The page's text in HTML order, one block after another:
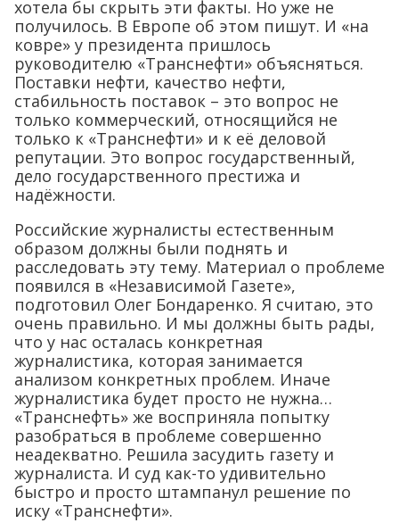
хотела бы скрыть эти факты. Но уже не
получилось. В Европе об этом пишут. И «на
ковре» у президента пришлось
руководителю «Транснефти» объясняться.
Поставки нефти, качество нефти,
стабильность поставок – это вопрос не
только коммерческий, относящийся не
только к «Транснефти» и к её деловой
репутации. Это вопрос государственный,
дело государственного престижа и
надёжности.
Российские журналисты естественным
образом должны были поднять и
расследовать эту тему. Материал о проблеме
появился в «Независимой Газете»,
подготовил Олег Бондаренко. Я считаю, это
очень правильно. И мы должны быть рады,
что у нас осталась конкретная
журналистика, которая занимается
анализом конкретных проблем. Иначе
журналистика будет просто не нужна…
«Транснефть» же восприняла попытку
разобраться в проблеме совершенно
неадекватно. Решила засудить газету и
журналиста. И суд как-то удивительно
быстро и просто штампанул решение по
иску «Транснефти».